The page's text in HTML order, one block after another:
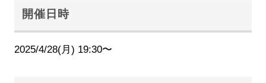
開催日時
2025/4/28(月) 19:30〜